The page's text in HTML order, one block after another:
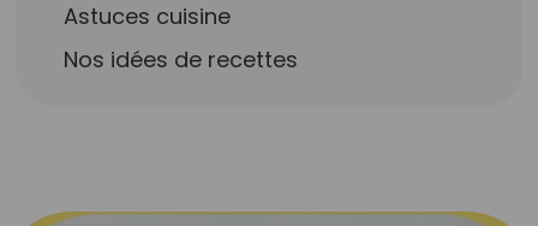
Astuces cuisine
Nos idées de recettes